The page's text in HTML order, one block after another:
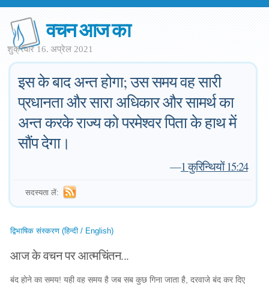
वचन आज का
शुक्रवार 16. अप्रेल 2021
इस के बाद अन्त होगा; उस समय वह सारी
प्रधानता और सारा अधिकार और सामर्थ का
अन्त करके राज्य को परमेश्वर पिता के हाथ में
सौंप देगा।
—1 कुरिन्थियों 15:24
सदस्यता लें:
द्विभाषिक संस्करण (हिन्दी / English)
आज के वचन पर आत्मचिंतन...
बंद होने का समय! यही वह समय है जब सब कुछ गिना जाता है, दरवाजे बंद कर दिए